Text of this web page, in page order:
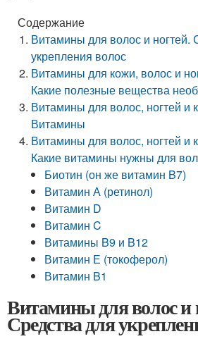
Содержание
Витамины для волос и ногтей.
укрепления волос
Витамины для кожи, волос и
Какие полезные вещества
Витамины для волос, ногтей и
Витамины
Витамины для волос, ногтей и
Какие витамины нужны для
Биотин (он же витамин B7)
Витамин А (ретинол)
Витамин D
Витамин C
Витамины B9 и B12
Витамин Е (токоферол)
Витамин B1
Витамины для волос и
Средства для